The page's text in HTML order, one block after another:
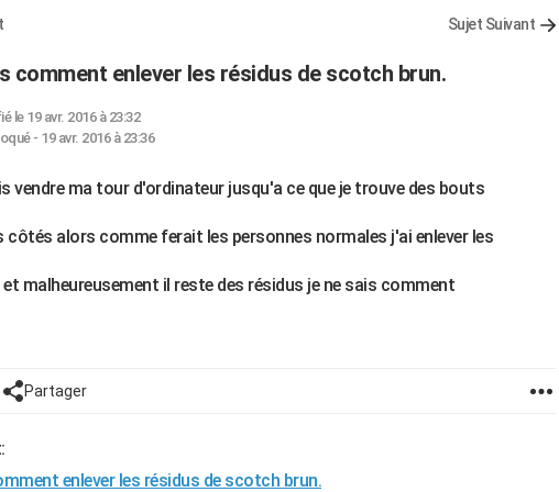
Sujet Suivant
comment enlever les résidus de scotch brun.
le 19 avr. 2016 à 23:32
- 19 avr. 2016 à 23:36
vendre ma tour d'ordinateur jusqu'a ce que je trouve des bouts
côtés alors comme ferait les personnes normales j'ai enlever les
malheureusement il reste des résidus je ne sais comment
Partager
enlever les résidus de scotch brun.